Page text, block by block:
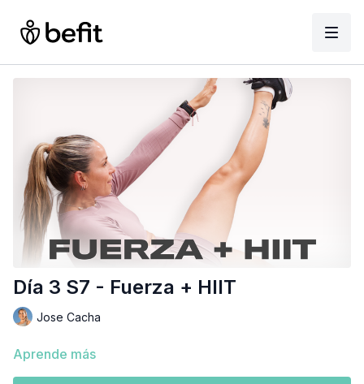
Día 3 S7 - Fuerza + HIIT
Jose Cacha
Aprende más